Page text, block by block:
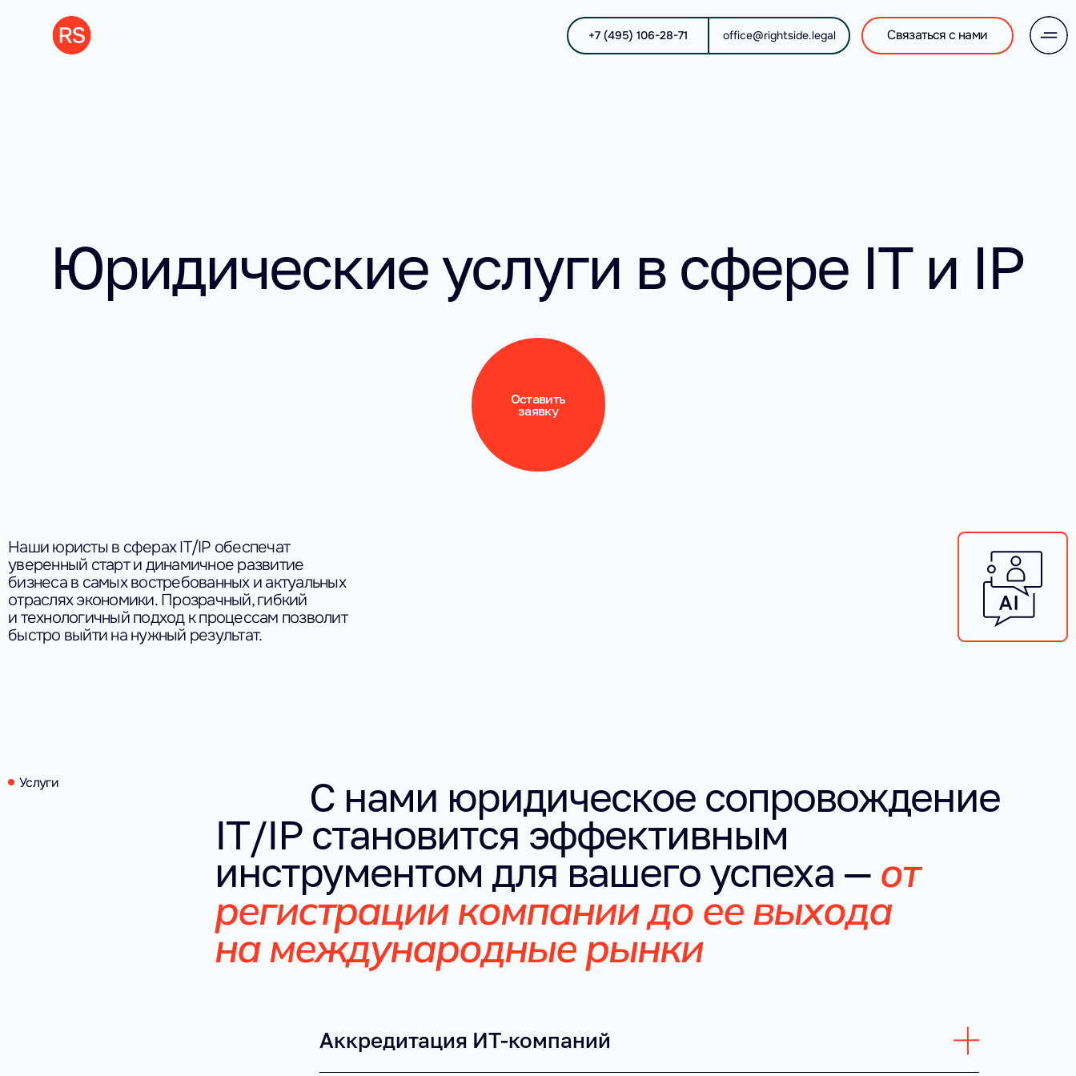
+7 (495) 106-28-71 office@rightside.legal Связаться с нами
Юридические услуги в сфере IT и IP
Оставить
заявку
Наши юристы в сферах IT/IP обеспечат
уверенный старт и динамичное развитие
бизнеса в самых востребованных и актуальных
отраслях экономики. Прозрачный, гибкий
и технологичный подход к процессам позволит
быстро выйти на нужный результат.
Услуги С нами юридическое сопровождение
IT/IP становится эффективным
инструментом для вашего успеха — от
регистрации компании до ее выхода
на международные рынки
Аккредитация ИТ-компаний